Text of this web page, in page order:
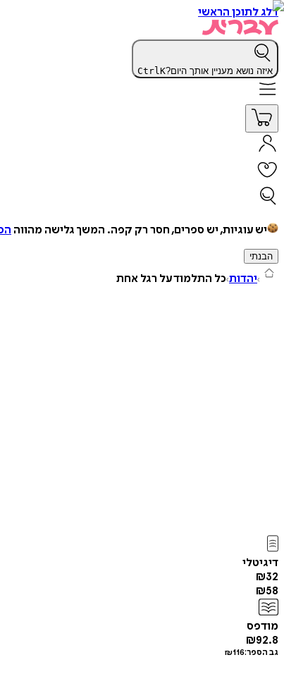
דלג לתוכן הראשי
איזה נושא מעניין אותך היום? CtrlK
יש עוגיות, יש ספרים, חסר רק קפה. המשך גלישה מהווה
הבנתי
יהדות כל התלמוד על רגל אחת
דיגיטלי
₪32
₪58
מודפס
₪92.8
גב הספר: ₪116